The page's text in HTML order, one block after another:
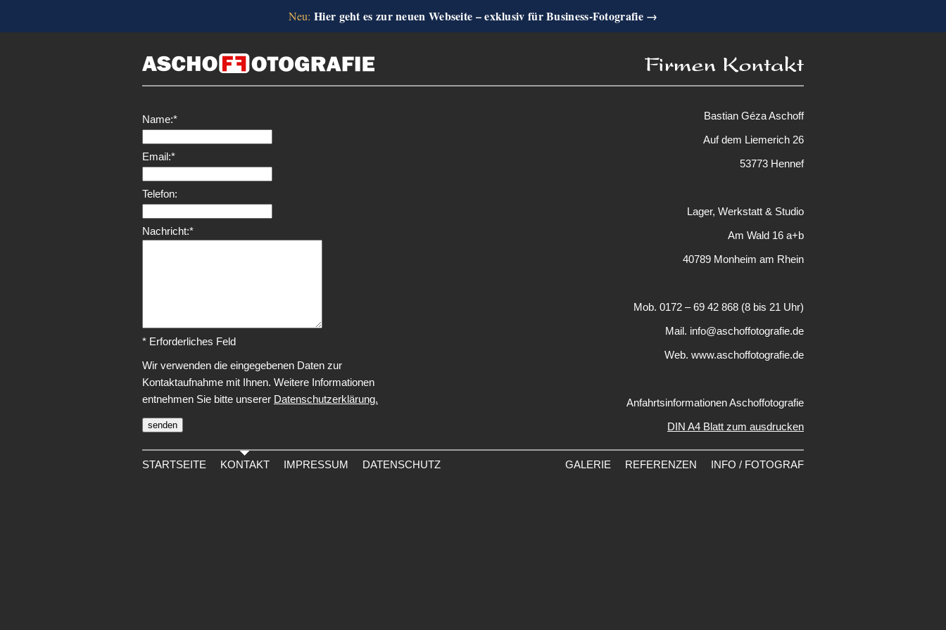
Neu:Hier geht es zur neuen Webseite – exklusiv für Business-Fotografie →
Bastian Géza Aschoff
Auf dem Liemerich 26
53773 Hennef
Lager, Werkstatt & Studio
Am Wald 16 a+b
40789 Monheim am Rhein
Mob. 0172 – 69 42 868 (8 bis 21 Uhr)
Mail. info@aschoffotografie.de
Web. www.aschoffotografie.de
Anfahrtsinformationen Aschoffotografie
DIN A4 Blatt zum ausdrucken
Name:*
Email:*
Telefon:
Nachricht:*
* Erforderliches Feld
Wir verwenden die eingegebenen Daten zur
Kontaktaufnahme mit Ihnen. Weitere Informationen
entnehmen Sie bitte unserer Datenschutzerklärung.
STARTSEITE KONTAKT IMPRESSUM DATENSCHUTZ INFO / FOTOGRAF
REFERENZEN
GALERIE